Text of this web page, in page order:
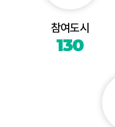
참여도시
130